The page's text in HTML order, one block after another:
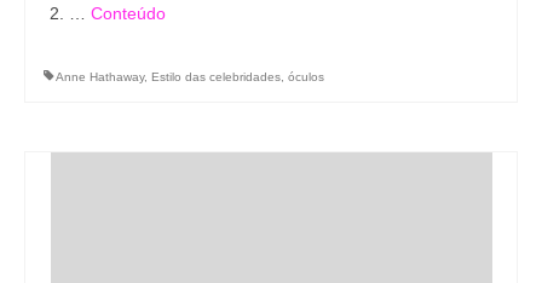
2. … Conteúdo
Anne Hathaway, Estilo das celebridades óculos